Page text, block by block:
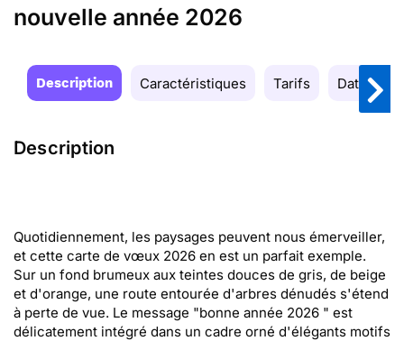
nouvelle année 2026
Description Caractéristiques Tarifs Date de
Description
Quotidiennement, les paysages peuvent nous émerveiller,
et cette carte de vœux 2026 en est un parfait exemple.
Sur un fond brumeux aux teintes douces de gris, de beige
et d'orange, une route entourée d'arbres dénudés s'étend
à perte de vue. Le message "bonne année 2026 " est
délicatement intégré dans un cadre orné d'élégants motifs